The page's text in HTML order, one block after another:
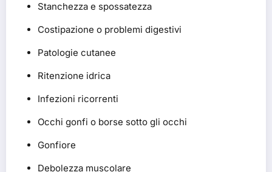
Stanchezza e spossatezza
Costipazione o problemi digestivi
Patologie cutanee
Ritenzione idrica
Infezioni ricorrenti
Occhi gonfi o borse sotto gli occhi
Gonfiore
Debolezza muscolare